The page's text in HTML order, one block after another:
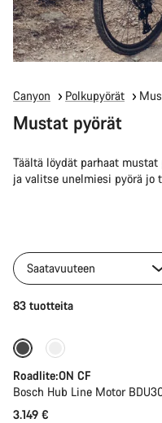
Canyon Polkupyörät
Mustat pyörät
Täältä löydät parhaat
ja valitse unelmiesi pyörä jo
Saatavuuteen
83 tuotteita
Hiilikuidun keveyttä
Roadlite:ON CF
Bosch Hub Line Motor
3.149 €